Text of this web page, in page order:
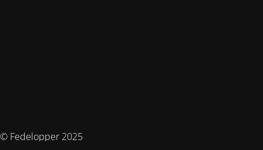
© Fedelopper 2025